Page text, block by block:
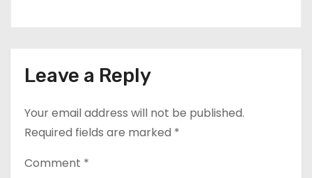
Leave a Reply
Your email address will not be published.
Required fields are marked *
Comment *